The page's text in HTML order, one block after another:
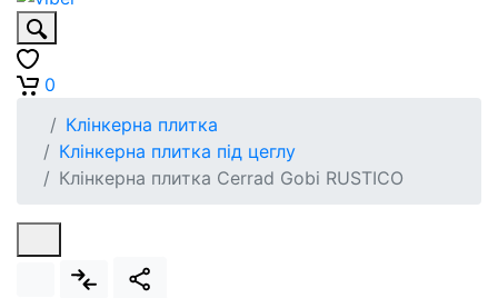
0
Клінкерна плитка
Клінкерна плитка під цеглу
Клінкерна плитка Cerrad Gobi RUSTICO